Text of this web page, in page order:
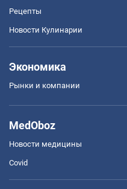
Рецепты
Новости Кулинарии
Экономика
Рынки и компании
MedOboz
Новости медицины
Covid